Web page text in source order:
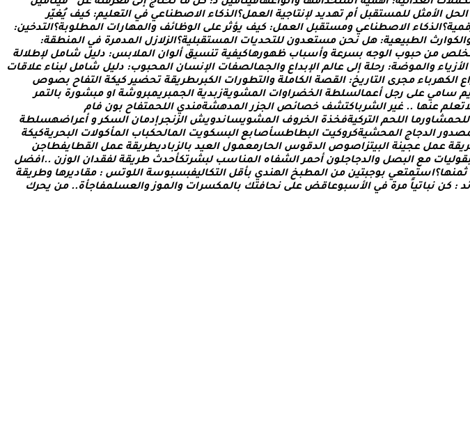
الحل المثل للمستقبل أم تهديد لنتاجية العمل؟الذكاء الصطناعي في التعليم: كيف يغير
قمية؟الذكاء الصطناعي ومستقبل العمل: كيف يؤثر على الوظائف والمهارات المطلوبة؟التدخين:
الكوارث الطبيعية: هل نحن مستعدون للتحديات المستقبلية؟الزلزل المدمرة في المنطقة:
خلص من حبوب الوجه بسرعة وأسباب ظهورهاكيفية تنسيق ألوان الملبس: دليل شامل لطللة
الزياء والموضة: رحلة إلى عالم البداع والجمالصفات النسان المحبوب: دليل شامل لبناء علقات
اع الكهرباء مجرى التاريخ: القصة الكاملة والتطورات الكبرىطريقة تحضير كيكة التفاح بصوص
م سامي على رجل أعمالسلطة الخضراوات المشويةزبدية الجمبريمبروشة او مبشورة بالتمر
تعلم عنها .
. غير الشرباكتشف خصائص الجزر المدهشةمندي اللحمتفاح بون فام
للحمشاورما اللحم التركيةفخذة الخروف المشويساندويش الزنجرإدمان السكر و أعراضهسلطة
صدور الدجاج المحشيةكروكيت البطاطسأصابع البسكويت المالحكباب المأكولت البحريةكيكة
ريقة عمل عجينة البيتزاصوص الدقوس الحارمعمول العيد بالزباديطريقة عمل القطايفطاجن
قوليات مع البصل والدجاجلون أحمر الشفاه المناسب لبشرتكأحدث طريقة لفقدان الوزن .
.افضل
ثمنها؟استمتعي بوجبتين من المطبخ الهندي بأقل التكاليفبسبوسة اللوتس : مقاديرها وطريقة
ئد : كن نباتيا مرة في السبوعاقض على نحافتك بالمكسرات والموز والعسلمفاجأة.
. من يحرك
الأبراج، الفن والثقافة، والتكنولوجيا. يتميز الموقع بتقديم مقالات عملية ونصائح يومية تركز
مقسم بوضوح إلى أقسام ليسهل التنقل ويضمن تقديم تجربة مستخدم سلسة